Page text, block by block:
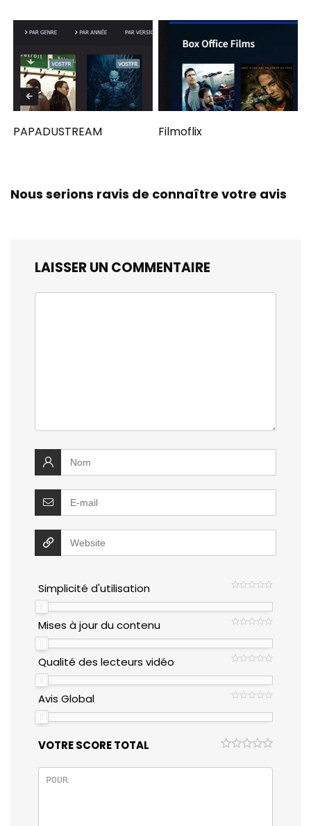
PAPADUSTREAM Filmoflix
Nous serions ravis de connaître votre avis
LAISSER UN COMMENTAIRE
Simplicité d'utilisation
Mises à jour du contenu
Qualité des lecteurs vidéo
Avis Global
VOTRE SCORE TOTAL